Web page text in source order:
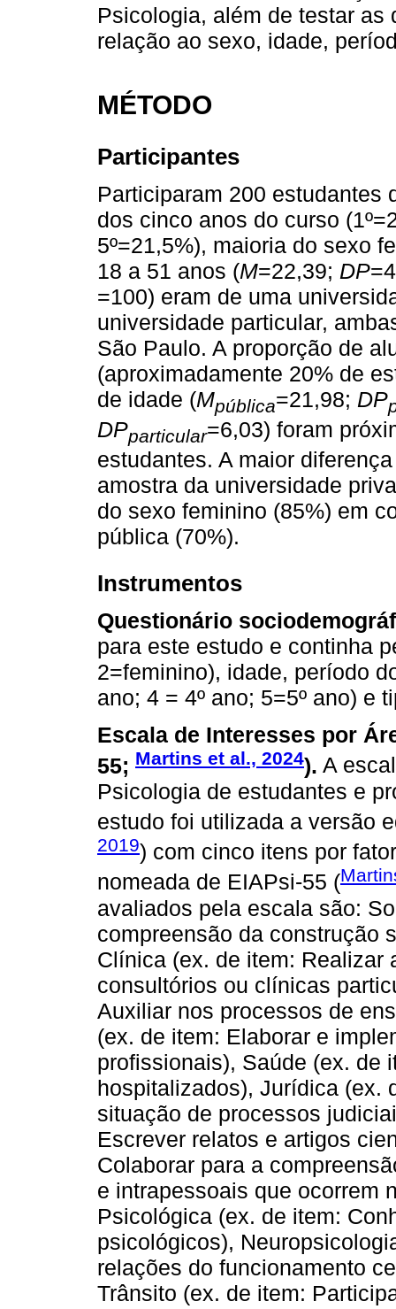
Psicologia, além de testar as
relação ao sexo, idade,
MÉTODO
Participantes
Participaram 200 estudantes
dos cinco anos do curso
5º=21,5%), maioria do sexo
18 a 51 anos (M=22,39; DP
=100) eram de uma
universidade particular,
São Paulo. A proporção de
(aproximadamente 20% de
de idade (Mpública=21,98; DP
DPparticular=6,03) foram
estudantes. A maior
amostra da universidade
do sexo feminino (85%) em
pública (70%).
Instrumentos
Questionário
para este estudo e continha
2=feminino), idade, período
ano; 4 = 4º ano; 5=5º ano) e
Escala de Interesses por
55; Martins et al., 2024). A
Psicologia de estudantes e
estudo foi utilizada a versão
2019) com cinco itens por
nomeada de EIAPsi-55 (
avaliados pela escala são:
compreensão da construção
Clínica (ex. de item: Realizar
consultórios ou clínicas
Auxiliar nos processos de
(ex. de item: Elaborar e
profissionais), Saúde (ex. de
hospitalizados), Jurídica (ex.
situação de processos
Escrever relatos e artigos
Colaborar para a
e intrapessoais que ocorrem
Psicológica (ex. de item:
psicológicos),
relações do funcionamento
Trânsito (ex. de item: